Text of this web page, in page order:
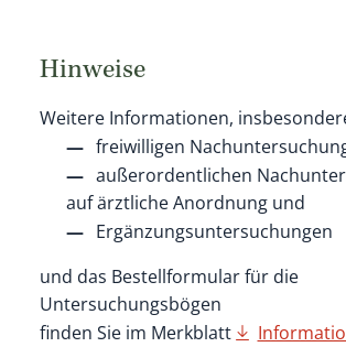
Hinweise
Weitere Informationen,
freiwilligen
außerordentlichen
auf ärztliche Anordnung und
Ergänzungsuntersuchungen
und das Bestellformular für die
Untersuchungsbögen
finden Sie im Merkblatt